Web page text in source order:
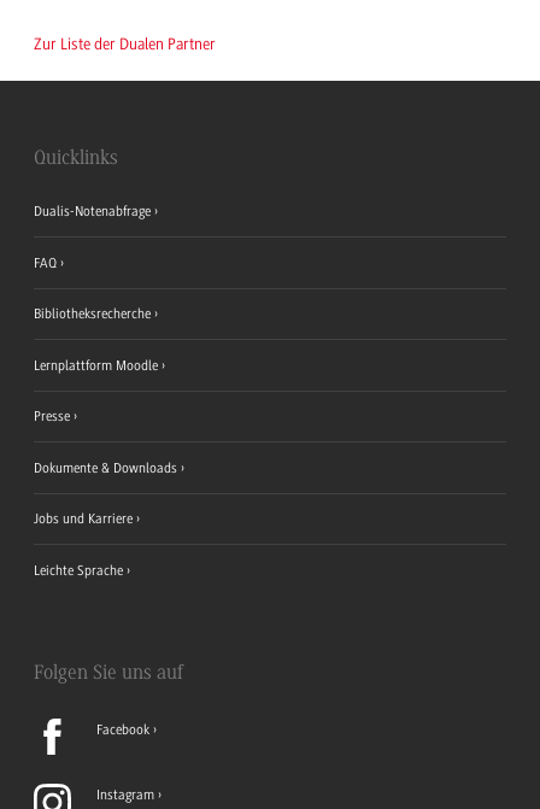
Zur Liste der Dualen Partner
Quicklinks
Dualis-Notenabfrage
FAQ
Bibliotheksrecherche
Lernplattform Moodle
Presse
Dokumente & Downloads
Jobs und Karriere
Leichte Sprache
Folgen Sie uns auf
Facebook
Instagram